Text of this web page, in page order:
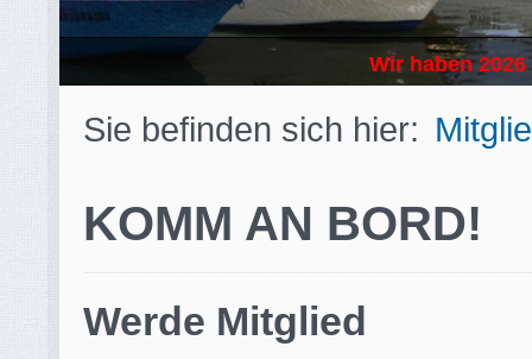
Wir haben
Sie befinden sich hier:
KOMM AN BORD!
Werde Mitglied